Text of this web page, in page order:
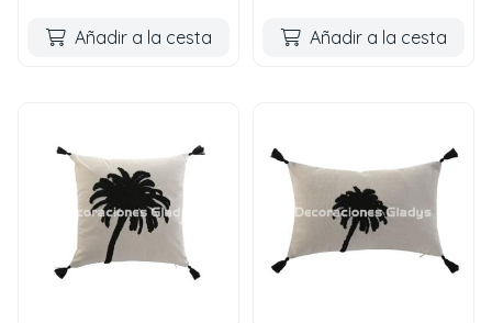
Añadir a la cesta Añadir a la cesta